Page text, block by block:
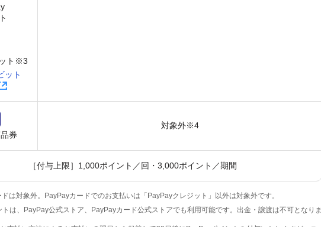
ト※3
ット
券
対象外※4
［付与上限］1,000ポイント／回・3,000ポイント／期間
は対象外。PayPayカードでのお支払いは「PayPayクレジット」以外は対象外です。
は、PayPay公式ストア、PayPayカード公式ストアでも利用可能です。出金・譲渡は不可となりま